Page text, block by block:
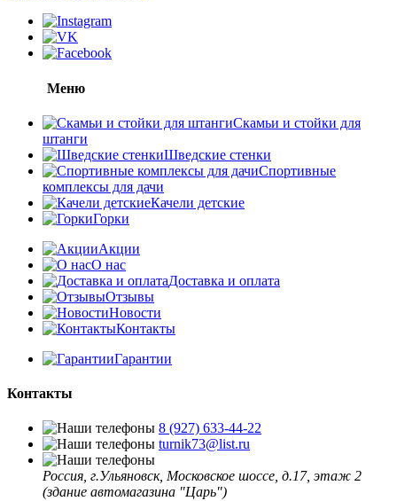
Меню
Скамьи и стойки для
штанги
Шведские стенки
Спортивные
комплексы для дачи
Качели детские
Горки
Акции
О нас
Доставка и оплата
Отзывы
Новости
Контакты
Гарантии
Контакты
8 (927) 633-44-22
turnik73@list.ru
Россия, г.Ульяновск, Московское шоссе, д.17, этаж 2
(здание автомагазина "Царь")